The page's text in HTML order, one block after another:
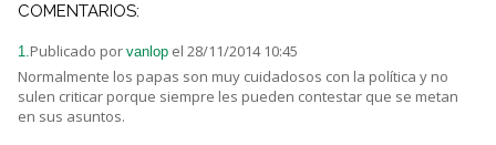
COMENTARIOS:
1.Publicado por vanlop el 28/11/2014 10:45
Normalmente los papas son muy cuidadosos con la política y no
sulen criticar porque siempre les pueden contestar que se metan
en sus asuntos.